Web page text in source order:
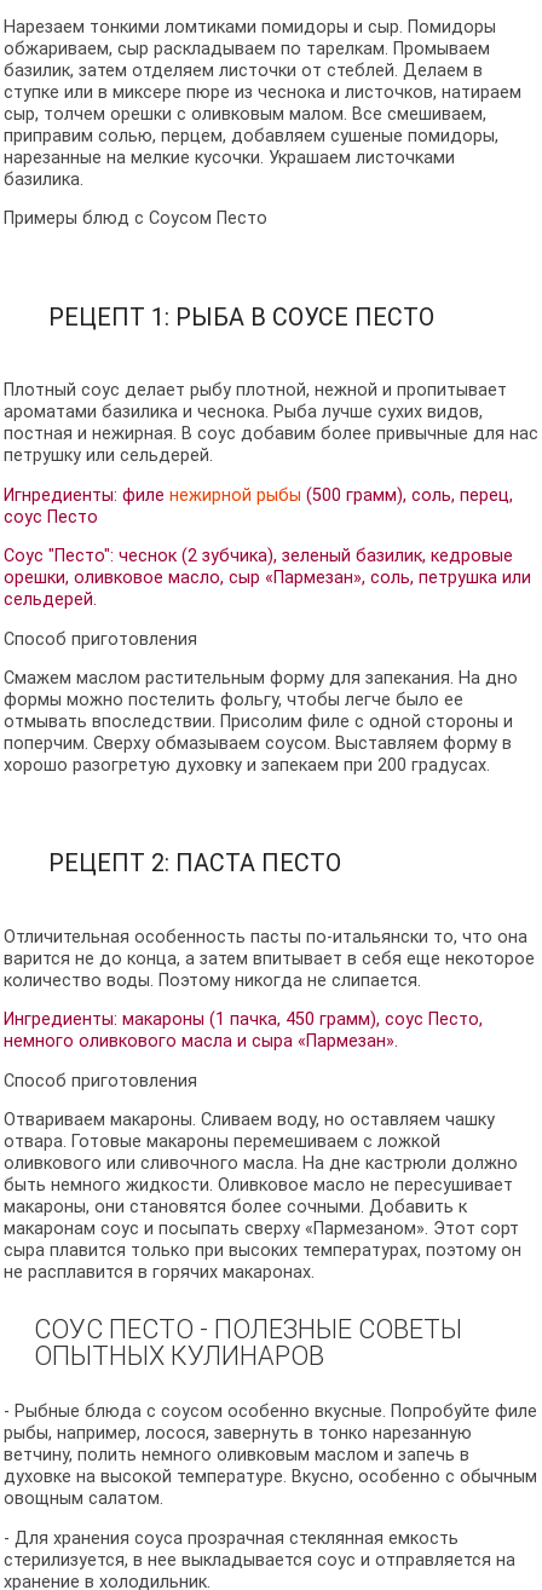
Нарезаем тонкими ломтиками помидоры и сыр. Помидоры
обжариваем, сыр раскладываем по тарелкам. Промываем
базилик, затем отделяем листочки от стеблей. Делаем в
ступке или в миксере пюре из чеснока и листочков, натираем
сыр, толчем орешки с оливковым малом. Все смешиваем,
приправим солью, перцем, добавляем сушеные помидоры,
нарезанные на мелкие кусочки. Украшаем листочками
базилика.
Примеры блюд с Соусом Песто
РЕЦЕПТ 1: РЫБА В СОУСЕ ПЕСТО
Плотный соус делает рыбу плотной, нежной и пропитывает
ароматами базилика и чеснока. Рыба лучше сухих видов,
постная и нежирная. В соус добавим более привычные для нас
петрушку или сельдерей.
Игнредиенты: филе нежирной рыбы (500 грамм), соль, перец,
соус Песто
Соус "Песто": чеснок (2 зубчика), зеленый базилик, кедровые
орешки, оливковое масло, сыр «Пармезан», соль, петрушка или
сельдерей.
Способ приготовления
Смажем маслом растительным форму для запекания. На дно
формы можно постелить фольгу, чтобы легче было ее
отмывать впоследствии. Присолим филе с одной стороны и
поперчим. Сверху обмазываем соусом. Выставляем форму в
хорошо разогретую духовку и запекаем при 200 градусах.
РЕЦЕПТ 2: ПАСТА ПЕСТО
Отличительная особенность пасты по-итальянски то, что она
варится не до конца, а затем впитывает в себя еще некоторое
количество воды. Поэтому никогда не слипается.
Ингредиенты: макароны (1 пачка, 450 грамм), соус Песто,
немного оливкового масла и сыра «Пармезан».
Способ приготовления
Отвариваем макароны. Сливаем воду, но оставляем чашку
отвара. Готовые макароны перемешиваем с ложкой
оливкового или сливочного масла. На дне кастрюли должно
быть немного жидкости. Оливковое масло не пересушивает
макароны, они становятся более сочными. Добавить к
макаронам соус и посыпать сверху «Пармезаном». Этот сорт
сыра плавится только при высоких температурах, поэтому он
не расплавится в горячих макаронах.
СОУС ПЕСТО - ПОЛЕЗНЫЕ СОВЕТЫ
ОПЫТНЫХ КУЛИНАРОВ
- Рыбные блюда с соусом особенно вкусные. Попробуйте филе
рыбы, например, лосося, завернуть в тонко нарезанную
ветчину, полить немного оливковым маслом и запечь в
духовке на высокой температуре. Вкусно, особенно с обычным
овощным салатом.
- Для хранения соуса прозрачная стеклянная емкость
стерилизуется, в нее выкладывается соус и отправляется на
хранение в холодильник.